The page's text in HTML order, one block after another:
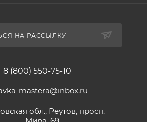
НА РАССЫЛКУ
8 (800) 550-75-10
mastera@inbox.ru
обл., Реутов, просп.